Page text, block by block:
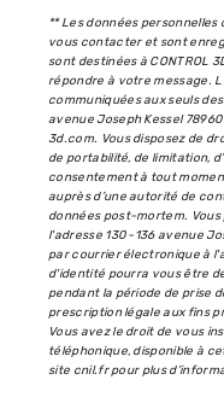
** Les données
vous contacter et sont
sont destinées à CONTROL
répondre à votre message.
communiquées aux seuls
avenue Joseph Kessel
3d.com. Vous disposez de
de portabilité, de limitation,
consentement à tout
auprès d’une autorité de
données post-mortem.
l'adresse 130 -136 avenue
par courrier électronique à
d'identité pourra vous être
pendant la période de prise
prescription légale aux fins
Vous avez le droit de vous
téléphonique, disponible à
site cnil.fr pour plus